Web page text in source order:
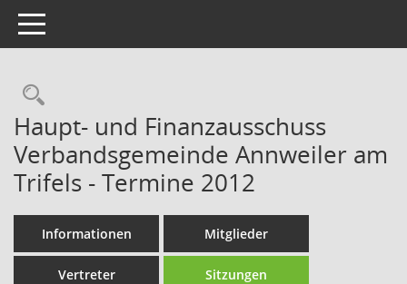
Toggle navigation
Rechercheauswahl
Haupt- und Finanzausschuss
Verbandsgemeinde Annweiler am
Trifels - Termine 2012
Informationen Mitglieder
Vertreter Sitzungen